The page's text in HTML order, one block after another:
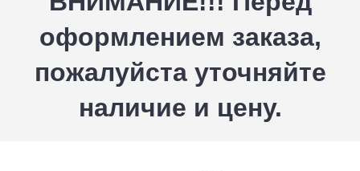
оформлением заказа,
пожалуйста уточняйте
наличие и цену.